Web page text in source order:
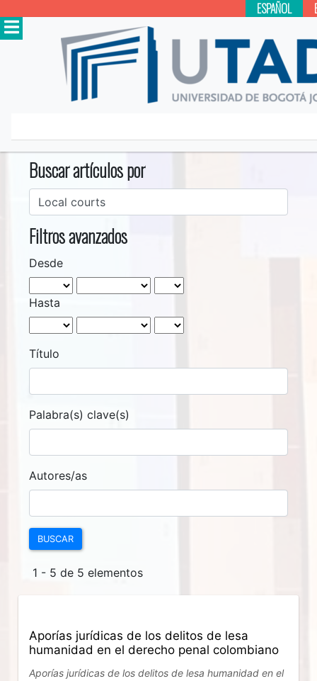
ESPAÑOL
Buscar artículos por
Filtros avanzados
Desde
Hasta
Título
Palabra(s) clave(s)
Autores/as
BUSCAR
1 - 5 de 5 elementos
Aporías jurídicas de los delitos de lesa
humanidad en el derecho penal colombiano
Aporías jurídicas de los delitos de lesa humanidad en el